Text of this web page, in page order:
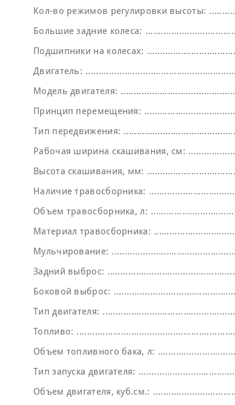
Кол-во режимов регулировки высоты:
Большие задние колеса:
Подшипники на колесах:
Двигатель:
Модель двигателя:
Принцип перемещения:
Тип передвижения:
Рабочая ширина скашивания, см:
Высота скашивания, мм:
Наличие травосборника:
Объем травосборника, л:
Материал травосборника:
Мульчирование:
Задний выброс:
Боковой выброс:
Тип двигателя:
Топливо:
Объем топливного бака, л:
Тип запуска двигателя:
Объем двигателя, куб.см.: